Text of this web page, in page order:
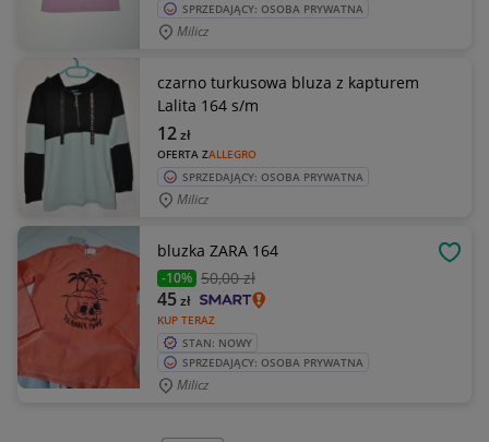
SPRZEDAJĄCY: OSOBA PRYWATNA
Milicz
czarno turkusowa bluza z kapturem
Lalita 164 s/m
OFERTA ZALLEGRO
12zł
SPRZEDAJĄCY: OSOBA PRYWATNA
Milicz
bluzka ZARA 164
-10% 50,00 zł
KUP TERAZ
45zł
STAN: NOWY
SPRZEDAJĄCY: OSOBA PRYWATNA
Milicz